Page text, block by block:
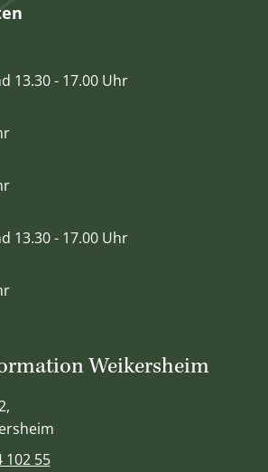
13.30 - 17.00 Uhr
13.30 - 17.00 Uhr
Weikersheim
102 55